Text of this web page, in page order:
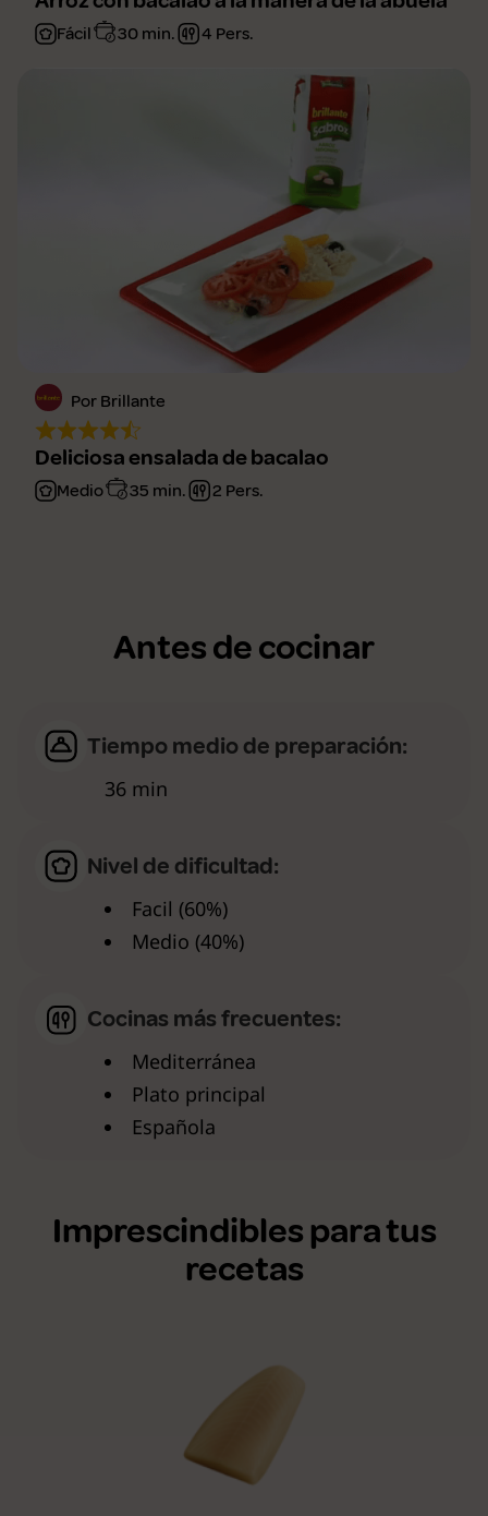
Fácil 30 min. 4 Pers.
Por Brillante
Deliciosa ensalada de bacalao
Medio 35 min. 2 Pers.
Antes de cocinar
Tiempo medio de preparación:
36 min
Nivel de dificultad:
Facil (60%)
Medio (40%)
Cocinas más frecuentes:
Mediterránea
Plato principal
Española
Imprescindibles para tus
recetas